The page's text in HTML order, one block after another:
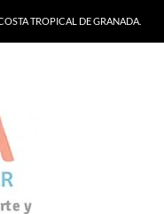
TROPICAL DE GRANADA.